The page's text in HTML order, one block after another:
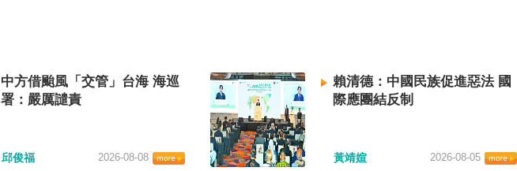
中方借颱風「交管」台海 海巡
署：嚴厲譴責
邱俊福 2026-08-08
賴清德：中國民族促進惡法 國
際應團結反制
黃靖媗 2026-08-05